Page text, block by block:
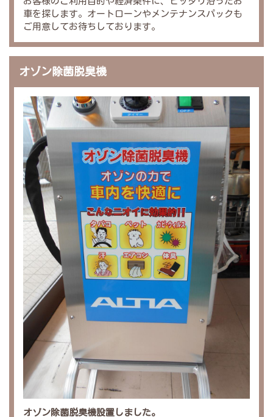
車を探します。オートローンやメンテナンスパックも
ご用意してお待ちしております。
オゾン除菌脱臭機
オゾン除菌脱臭機設置しました。